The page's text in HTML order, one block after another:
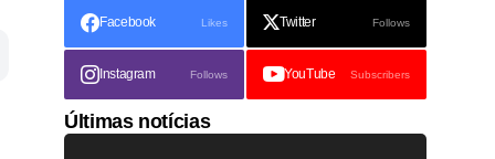
Facebook Likes Twitter Follows
Instagram Follows YouTube Subscribers
Últimas notícias